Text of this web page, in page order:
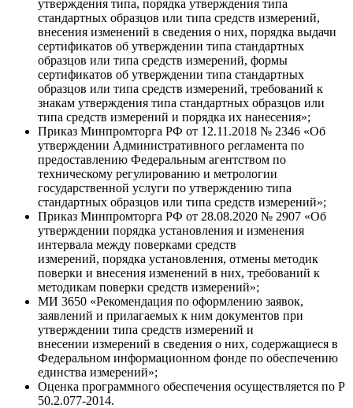
утверждения типа, порядка утверждения типа
стандартных образцов или типа средств измерений,
внесения изменений в сведения о них, порядка выдачи
сертификатов об утверждении типа стандартных
образцов или типа средств измерений, формы
сертификатов об утверждении типа стандартных
образцов или типа средств измерений, требований к
знакам утверждения типа стандартных образцов или
типа средств измерений и порядка их нанесения»;
Приказ Минпромторга РФ от 12.11.2018 № 2346 «Об
утверждении Административного регламента по
предоставлению Федеральным агентством по
техническому регулированию и метрологии
государственной услуги по утверждению типа
стандартных образцов или типа средств измерений»;
Приказ Минпромторга РФ от 28.08.2020 № 2907 «Об
утверждении порядка установления и изменения
интервала между поверками средств
измерений, порядка установления, отмены методик
поверки и внесения изменений в них, требований к
методикам поверки средств измерений»;
МИ 3650 «Рекомендация по оформлению заявок,
заявлений и прилагаемых к ним документов при
утверждении типа средств измерений и
внесении измерений в сведения о них, содержащиеся в
Федеральном информационном фонде по обеспечению
единства измерений»;
Оценка программного обеспечения осуществляется по Р
50.2.077-2014.